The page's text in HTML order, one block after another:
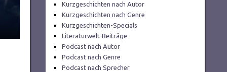
Kurzgeschichten nach Autor
Kurzgeschichten nach Genre
Kurzgeschichten-Specials
Literaturwelt-Beiträge
Podcast nach Autor
Podcast nach Genre
Podcast nach Sprecher